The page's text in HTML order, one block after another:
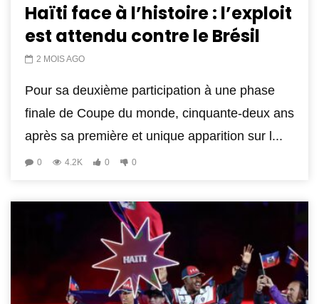
Haïti face à l’histoire : l’exploit
est attendu contre le Brésil
2 MOIS AGO
Pour sa deuxième participation à une phase
finale de Coupe du monde, cinquante-deux ans
après sa première et unique apparition sur l...
0 4.2K 0 0